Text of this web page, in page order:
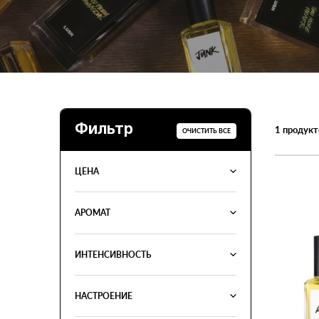
Фильтр
ЦЕНА
АРОМАТ
ИНТЕНСИВНОСТЬ
НАСТРОЕНИЕ
ОЧИСТИТЬ ВСЕ 1